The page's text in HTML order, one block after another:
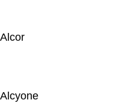
Alcor
Alcyone